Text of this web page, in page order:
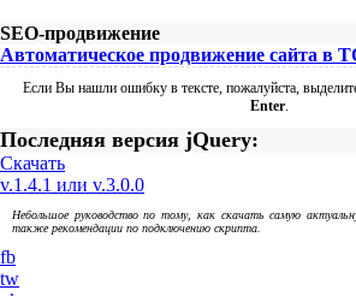
SEO-продвижение
Автоматическое продвижение сайта в
Если Вы нашли ошибку в тексте, пожалуйста,
Enter
Последняя версия jQuery:
Скачать
v.1.4.1 или v.3.0.0
Небольшое руководство по тому, как скачать самую
также рекомендации по подключению скрипта.
fb
tw